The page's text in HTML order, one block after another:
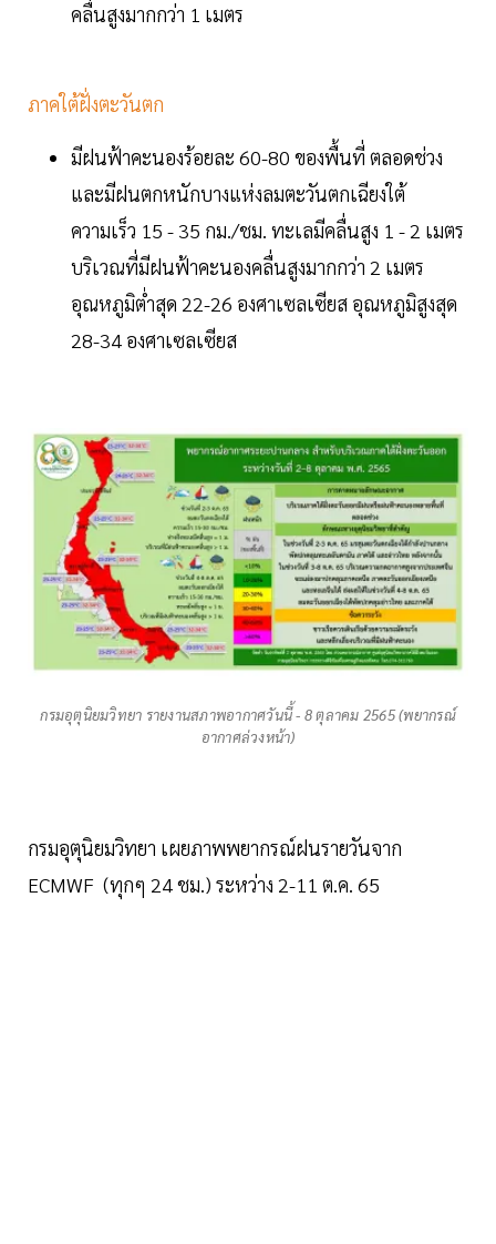
คลื่นสูงมากกว่า 1 เมตร
ภาคใต้ฝั่งตะวันตก
มีฝนฟ้าคะนองร้อยละ 60-80 ของพื้นที่ ตลอดช่วง
และมีฝนตกหนักบางแห่งลมตะวันตกเฉียงใต้
ความเร็ว 15 - 35 กม./ชม. ทะเลมีคลื่นสูง 1 - 2 เมตร
บริเวณที่มีฝนฟ้าคะนองคลื่นสูงมากกว่า 2 เมตร
อุณหภูมิต่ำสุด 22-26 องศาเซลเซียส อุณหภูมิสูงสุด
28-34 องศาเซลเซียส
กรมอุตุนิยมวิทยา รายงานสภาพอากาศวันนี้ - 8 ตุลาคม 2565 (พยากรณ์
อากาศล่วงหน้า)
กรมอุตุนิยมวิทยา เผยภาพพยากรณ์ฝนรายวันจาก
ECMWF (ทุกๆ 24 ชม.) ระหว่าง 2-11 ต.ค. 65